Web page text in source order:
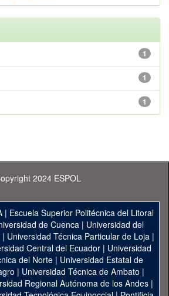
1
1
1
2024 ESPOL
| Escuela Superior Politécnica del Litoral
de Cuenca| Universidad del
| Universidad Técnica Particular de Loja|
Central del Ecuador| Universidad
del Norte | Universidad Estatal de
| Universidad Técnica de Ambato |
Regional Autónoma de los Andes|